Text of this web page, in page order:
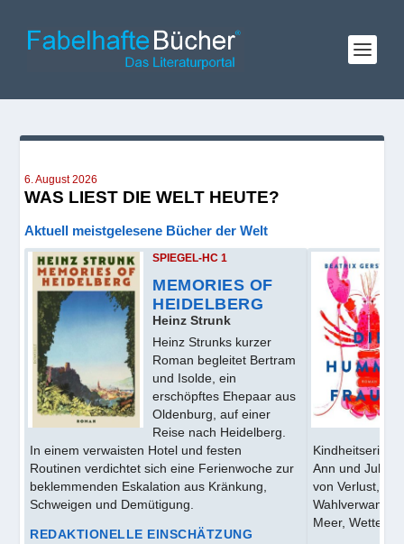
6. August 2026
WAS LIEST DIE WELT HEUTE?
Aktuell meistgelesene Bücher der Welt
SPIEGEL-HC 1
MEMORIES OF
HEIDELBERG
Heinz Strunk
Heinz Strunks kurzer
Roman begleitet Bertram
und Isolde, ein
erschöpftes Ehepaar aus
Oldenburg, auf einer
Reise nach Heidelberg.
In einem verwaisten Hotel und festen
Routinen verdichtet sich eine Ferienwoche zur
beklemmenden Eskalation aus Kränkung,
Schweigen und Demütigung.
REDAKTIONELLE EINSCHÄTZUNG
Ann und Julie
von Verlust,
Meer, Wetter